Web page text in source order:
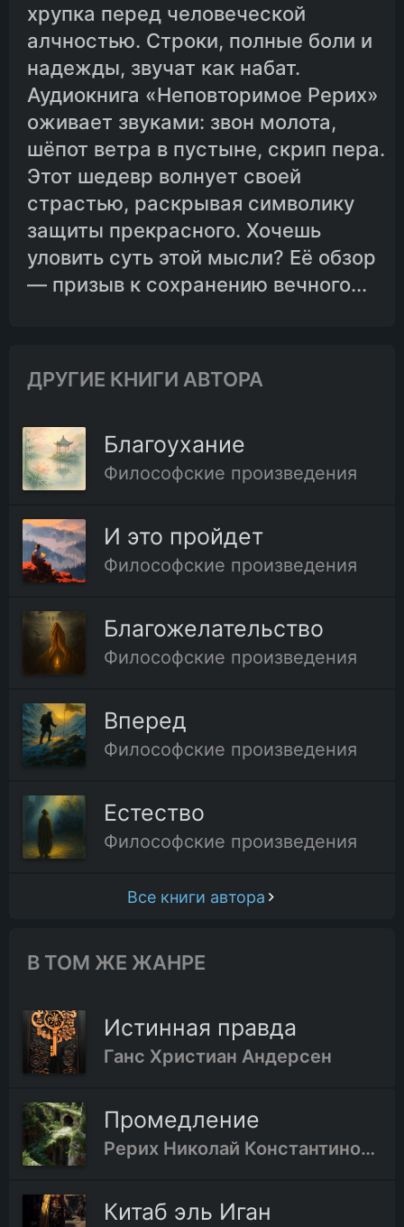
хрупка перед человеческой
алчностью. Строки, полные боли и
надежды, звучат как набат.
Аудиокнига «Неповторимое Рерих»
оживает звуками: звон молота,
шёпот ветра в пустыне, скрип пера.
Этот шедевр волнует своей
страстью, раскрывая символику
защиты прекрасного. Хочешь
уловить суть этой мысли? Её обзор
— призыв к сохранению вечного...
ДРУГИЕ КНИГИ АВТОРА
Благоухание
Философские произведения
И это пройдет
Философские произведения
Благожелательство
Философские произведения
Вперед
Философские произведения
Естество
Философские произведения
Все книги автора
В ТОМ ЖЕ ЖАНРЕ
Истинная правда
Ганс Христиан Андерсен
Промедление
Рерих Николай Константинович
Китаб эль Иган